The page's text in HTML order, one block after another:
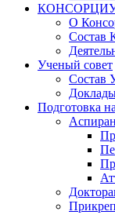
О
Состав
Ученый совет
Состав
Подготовка